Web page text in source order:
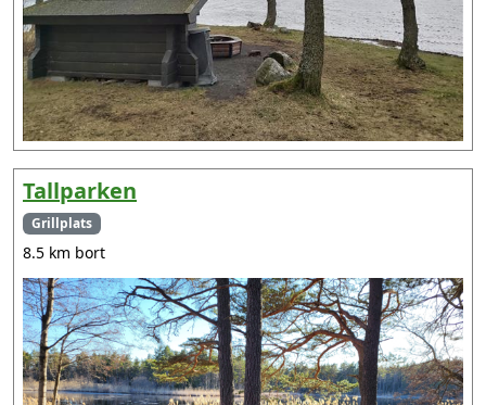
Tallparken
Grillplats
8.5 km bort